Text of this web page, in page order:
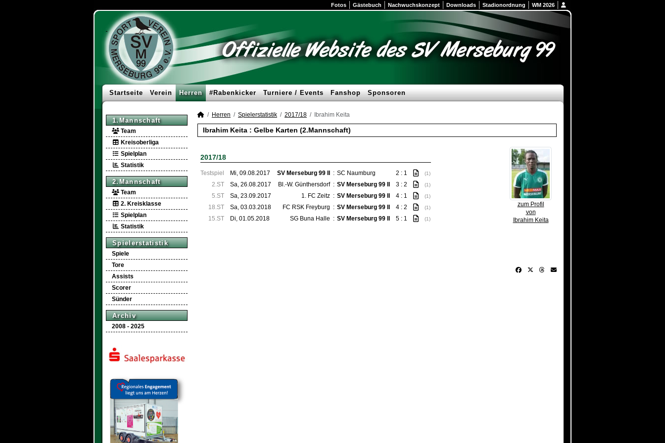
Fotos Gästebuch Nachwuchskonzept Downloads Stadionordnung WM 2026
Startseite Verein Herren #Rabenkicker Turniere / Events Fanshop Sponsoren
1.Mannschaft
Team
Kreisoberliga
Spielplan
Statistik
2.Mannschaft
Team
2. Kreisklasse
Spielplan
Statistik
Spielerstatistik
Spiele
Tore
Assists
Scorer
Sünder
Archiv
2008 - 2025
Herren Spielerstatistik 2017/18 Ibrahim Keita
Ibrahim Keita : Gelbe Karten (2.Mannschaft)
zum Profil
von
Ibrahim Keita
2017/18
Testspiel Mi, 09.08.2017 SV Merseburg 99 II : SC Naumburg 2 : 1 (1)
2.ST Sa, 26.08.2017 Bl.-W. Günthersdorf : SV Merseburg 99 II 3 : 2 (1)
5.ST Sa, 23.09.2017 1. FC Zeitz : SV Merseburg 99 II 4 : 1 (1)
18.ST Sa, 03.03.2018 FC RSK Freyburg : SV Merseburg 99 II 4 : 2 (1)
15.ST Di, 01.05.2018 SG Buna Halle : SV Merseburg 99 II 5 : 1 (1)